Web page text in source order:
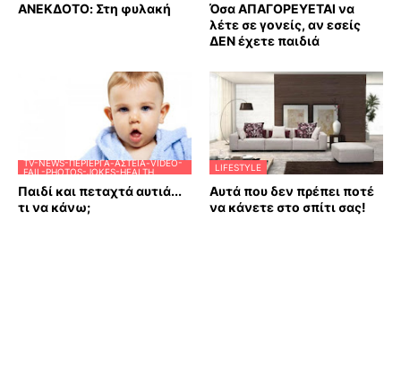
ΑΝΕΚΔΟΤΟ: Στη φυλακή
Όσα ΑΠΑΓΟΡΕΥΕΤΑΙ να
λέτε σε γονείς, αν εσείς
ΔΕΝ έχετε παιδιά
TV-NEWS-ΠΕΡΊΕΡΓΑ-ΑΣΤΕΊΑ-VIDEO-
FAIL-PHOTOS-JOKES-HEALTH
Παιδί και πεταχτά αυτιά...
τι να κάνω;
LIFESTYLE
Αυτά που δεν πρέπει ποτέ
να κάνετε στο σπίτι σας!